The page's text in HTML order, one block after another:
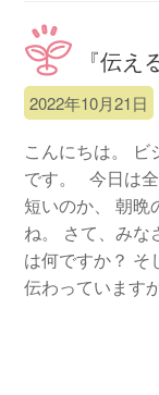
『伝え
2022年10月21日
こんにちは。
です。 今日は
短いのか、 朝晩
ね。 さて、みな
は何ですか？ そ
伝わっています